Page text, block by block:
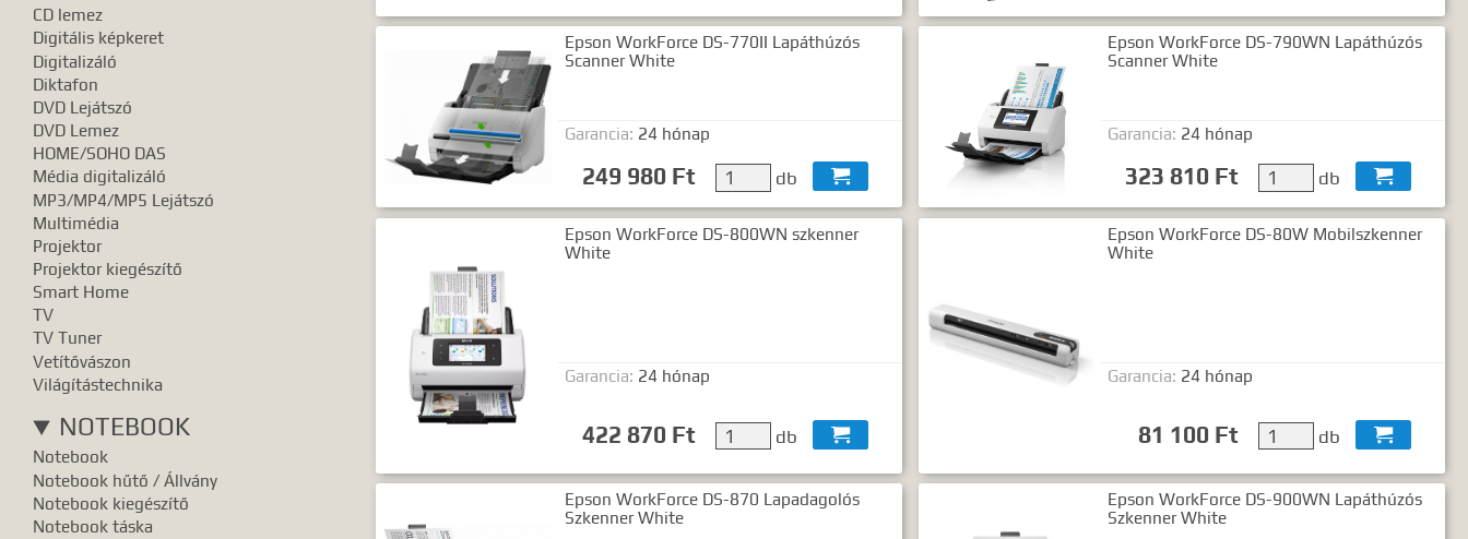
CD lemez
Digitális képkeret
Digitalizáló
Diktafon
DVD Lejátszó
DVD Lemez
HOME/SOHO DAS
Média digitalizáló
MP3/MP4/MP5 Lejátszó
Multimédia
Projektor
Projektor kiegészítő
Smart Home
TV
TV Tuner
Vetítővászon
Világítástechnika
NOTEBOOK
Notebook
Notebook hűtő / Állvány
Notebook kiegészítő
Notebook táska
Epson WorkForce DS-770II Lapáthúzós
Scanner White
Garancia: 24 hónap
249 980 Ft db 
Epson WorkForce DS-790WN Lapáthúzós
Scanner White
Garancia: 24 hónap
323 810 Ft db 
Epson WorkForce DS-800WN szkenner
White
Garancia: 24 hónap
422 870 Ft db 
Epson WorkForce DS-80W Mobilszkenner
White
Garancia: 24 hónap
81 100 Ft db 
Epson WorkForce DS-870 Lapadagolós
Szkenner White
Epson WorkForce DS-900WN Lapáthúzós
Szkenner White